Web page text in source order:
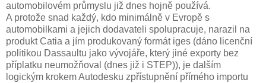
automobilovém průmyslu již dnes hojně používá.
A protože snad každý, kdo minimálně v Evropě s
automobilkami a jejich dodavateli spolupracuje, narazil na
produkt Catia a jím produkovaný formát iges (dáno licenční
politikou Dassaultu jako vývojáře, který jiné exporty bez
příplatku neumožňoval (dnes již i STEP)), je dalším
logickým krokem Autodesku zpřístupnění přímého importu